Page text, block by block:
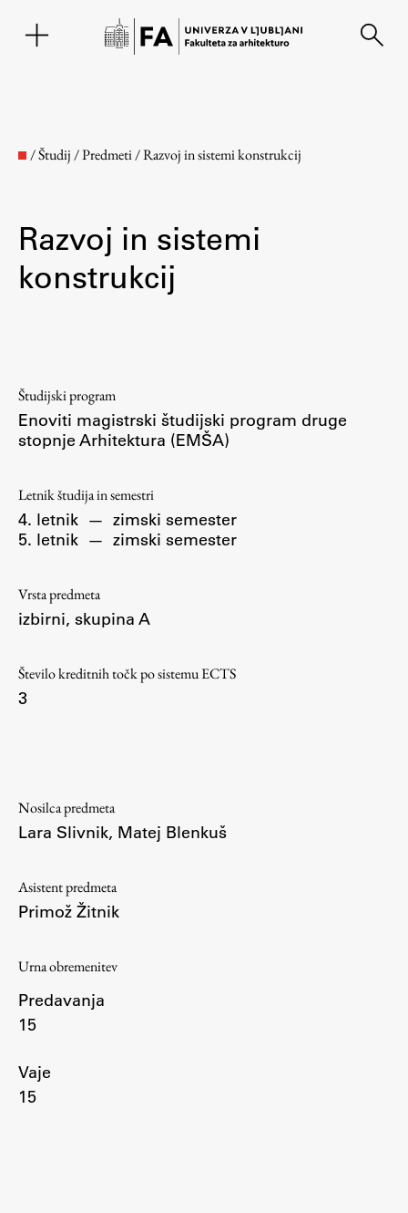
O fakulteti
Osebje
Organiziranost
Knjižnica
Mednarodno sodelovanje
Tržna dejavnost
Predstavitev študija
Urniki
Študijski programi
Predmeti
Vpis
/Študij/Predmeti/Razvoj in sistemi konstrukcij
Razvoj in sistemi
konstrukcij
Študijski program
Enoviti magistrski študijski program druge
stopnje Arhitektura (EMŠA)
Letnik študija in semestri
4. letnik — zimski semester
5. letnik — zimski semester
Vrsta predmeta
izbirni, skupina A
Število kreditnih točk po sistemu ECTS
3
Nosilca predmeta
Lara Slivnik, Matej Blenkuš
Asistent predmeta
Primož Žitnik
Urna obremenitev
Predavanja
15
Vaje
15